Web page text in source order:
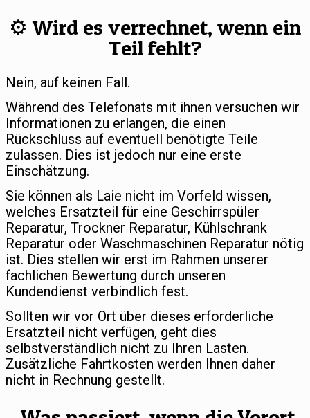
⚙️ Wird es verrechnet, wenn ein
Teil fehlt?
Nein, auf keinen Fall.
Während des Telefonats mit ihnen versuchen wir
Informationen zu erlangen, die einen
Rückschluss auf eventuell benötigte Teile
zulassen. Dies ist jedoch nur eine erste
Einschätzung.
Sie können als Laie nicht im Vorfeld wissen,
welches Ersatzteil für eine Geschirrspüler
Reparatur, Trockner Reparatur, Kühlschrank
Reparatur oder Waschmaschinen Reparatur nötig
ist. Dies stellen wir erst im Rahmen unserer
fachlichen Bewertung durch unseren
Kundendienst verbindlich fest.
Sollten wir vor Ort über dieses erforderliche
Ersatzteil nicht verfügen, geht dies
selbstverständlich nicht zu Ihren Lasten.
Zusätzliche Fahrtkosten werden Ihnen daher
nicht in Rechnung gestellt.